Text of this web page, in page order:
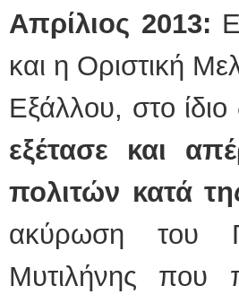
Απρίλιος 2013:
και η Οριστική
Εξάλλου, στο
εξέτασε και
πολιτών κατά
ακύρωση του
Μυτιλήνης που